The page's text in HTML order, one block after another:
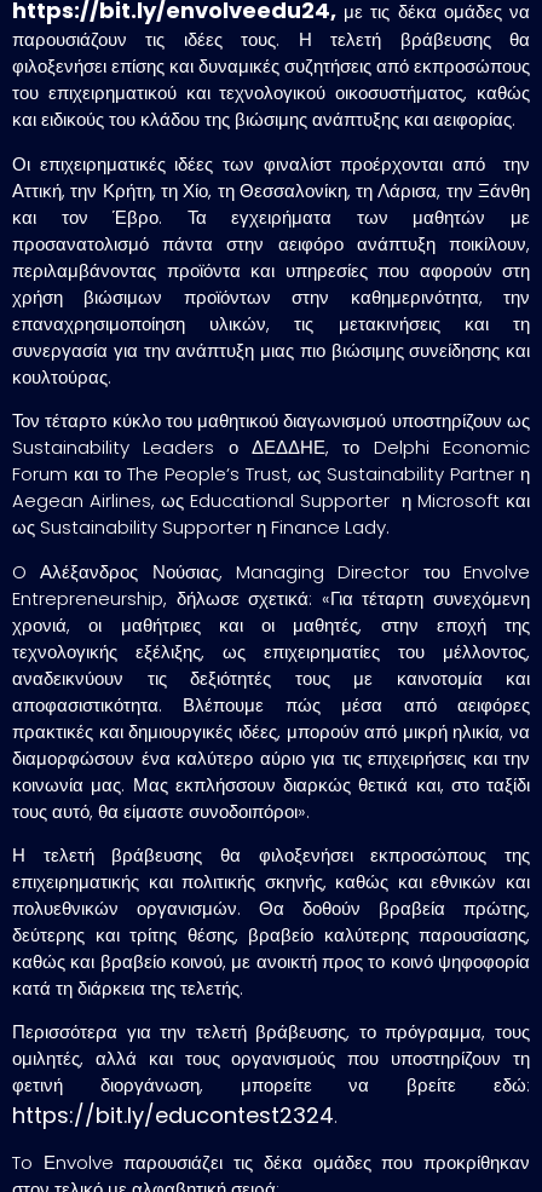
https://bit.ly/envolveedu24, με τις δέκα ομάδες να
παρουσιάζουν τις ιδέες τους. Η τελετή βράβευσης θα
φιλοξενήσει επίσης και δυναμικές συζητήσεις από εκπροσώπους
του επιχειρηματικού και τεχνολογικού οικοσυστήματος, καθώς
και ειδικούς του κλάδου της βιώσιμης ανάπτυξης και αειφορίας.
Οι επιχειρηματικές ιδέες των φιναλίστ προέρχονται από την
Αττική, την Κρήτη, τη Χίο, τη Θεσσαλονίκη, τη Λάρισα, την Ξάνθη
και τον Έβρο. Τα εγχειρήματα των μαθητών με
προσανατολισμό πάντα στην αειφόρο ανάπτυξη ποικίλουν,
περιλαμβάνοντας προϊόντα και υπηρεσίες που αφορούν στη
χρήση βιώσιμων προϊόντων στην καθημερινότητα, την
επαναχρησιμοποίηση υλικών, τις μετακινήσεις και τη
συνεργασία για την ανάπτυξη μιας πιο βιώσιμης συνείδησης και
κουλτούρας.
Τον τέταρτο κύκλο του μαθητικού διαγωνισμού υποστηρίζουν ως
Sustainability Leaders ο ΔΕΔΔΗΕ, το Delphi Economic
Forum και το The People’s Trust, ως Sustainability Partner η
Aegean Airlines, ως Educational Supporter η Microsoft και
ως Sustainability Supporter η Finance Lady.
O Αλέξανδρος Νούσιας, Managing Director του Envolve
Entrepreneurship, δήλωσε σχετικά: «Για τέταρτη συνεχόμενη
χρονιά, οι μαθήτριες και οι μαθητές, στην εποχή της
τεχνολογικής εξέλιξης, ως επιχειρηματίες του μέλλοντος,
αναδεικνύουν τις δεξιότητές τους με καινοτομία και
αποφασιστικότητα. Βλέπουμε πώς μέσα από αειφόρες
πρακτικές και δημιουργικές ιδέες, μπορούν από μικρή ηλικία, να
διαμορφώσουν ένα καλύτερο αύριο για τις επιχειρήσεις και την
κοινωνία μας. Μας εκπλήσσουν διαρκώς θετικά και, στο ταξίδι
τους αυτό, θα είμαστε συνοδοιπόροι».
Η τελετή βράβευσης θα φιλοξενήσει εκπροσώπους της
επιχειρηματικής και πολιτικής σκηνής, καθώς και εθνικών και
πολυεθνικών οργανισμών. Θα δοθούν βραβεία πρώτης,
δεύτερης και τρίτης θέσης, βραβείο καλύτερης παρουσίασης,
καθώς και βραβείο κοινού, με ανοικτή προς το κοινό ψηφοφορία
κατά τη διάρκεια της τελετής.
Περισσότερα για την τελετή βράβευσης, το πρόγραμμα, τους
ομιλητές, αλλά και τους οργανισμούς που υποστηρίζουν τη
φετινή διοργάνωση, μπορείτε να βρείτε εδώ:
https://bit.ly/educontest2324.
To Εnvolve παρουσιάζει τις δέκα ομάδεςπου προκρίθηκαν